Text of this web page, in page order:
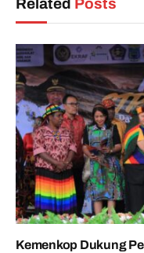
Related Posts
Kemenkop Dukung